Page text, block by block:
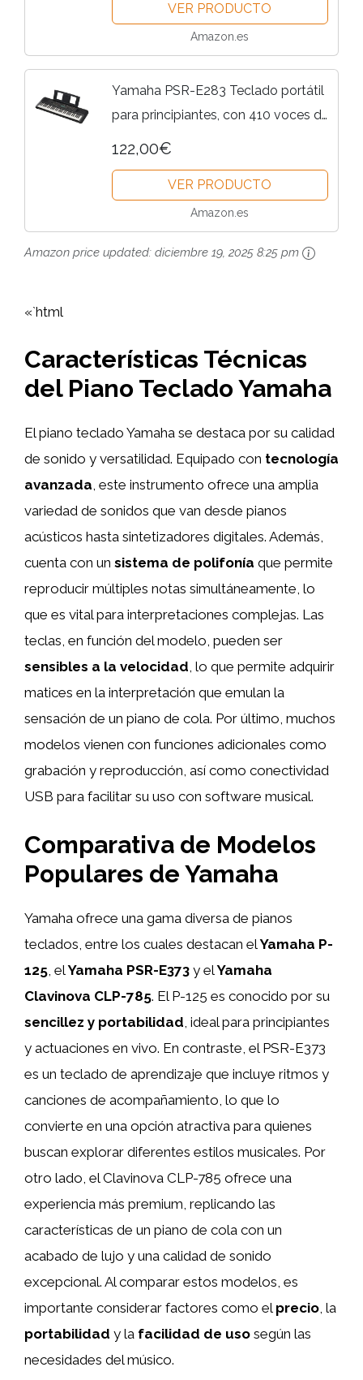
ligero, en color negro, 37 Key
VER PRODUCTO
Amazon.es
Yamaha PSR-E283 Teclado portátil
para principiantes, con 410 voces de
instrumentos, 150 estilos de
incluye 2 clases online...
122,00€
VER PRODUCTO
Amazon.es
Amazon price updated: diciembre 19, 2025 8:25 pm
«`html
Características Técnicas
del Piano Teclado Yamaha
El piano teclado Yamaha se destaca por su calidad
de sonido y versatilidad. Equipado con tecnología
avanzada, este instrumento ofrece una amplia
variedad de sonidos que van desde pianos
acústicos hasta sintetizadores digitales. Además,
cuenta con un sistema de polifonía que permite
reproducir múltiples notas simultáneamente, lo
que es vital para interpretaciones complejas. Las
teclas, en función del modelo, pueden ser
sensibles a la velocidad, lo que permite adquirir
matices en la interpretación que emulan la
sensación de un piano de cola. Por último, muchos
modelos vienen con funciones adicionales como
grabación y reproducción, así como conectividad
USB para facilitar su uso con software musical.
Comparativa de Modelos
Populares de Yamaha
Yamaha ofrece una gama diversa de pianos
teclados, entre los cuales destacan elYamaha P-
125 , elYamaha PSR-E373 y elYamaha
Clavinova CLP-785. El P-125 es conocido por su
sencillez y portabilidad , ideal para principiantes
y actuaciones en vivo. En contraste, el PSR-E373
es un teclado de aprendizaje que incluye ritmos y
canciones de acompañamiento, lo que lo
convierte en una opción atractiva para quienes
buscan explorar diferentes estilos musicales. Por
otro lado, el Clavinova CLP-785 ofrece una
experiencia más premium, replicando las
características de un piano de cola con un
acabado de lujo y una calidad de sonido
excepcional. Al comparar estos modelos, es
importante considerar factores como el precio , la
portabilidad y la facilidad de uso según las
necesidades del músico.